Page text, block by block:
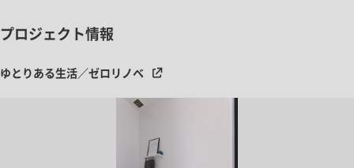
プロジェクト情報
ゆとりある生活／ゼロリノベ